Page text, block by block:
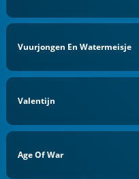
Vuurjongen En Watermeisje
Valentijn
Age Of War